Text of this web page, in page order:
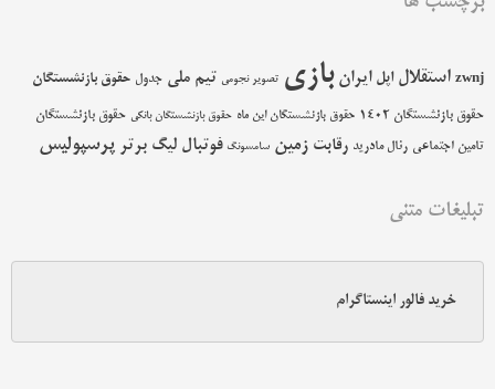
zwnj استقلال اپل ایران بازی تصویر نجومی تیم ملی جدول حقوق بازنشستگان
حقوق بازنشستگان 1402 حقوق بازنشستگان این ماه حقوق بازنشستگان بانکی حقوق بازنشستگان
تامین اجتماعی رئال مادرید رقابت زمین سامسونگ فوتبال لیگ برتر پرسپولیس
تبلیغات متنی
خرید فالور اینستاگرام